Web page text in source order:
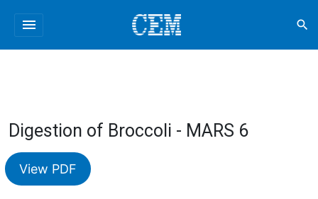
menu search
Digestion of Broccoli - MARS 6
View PDF